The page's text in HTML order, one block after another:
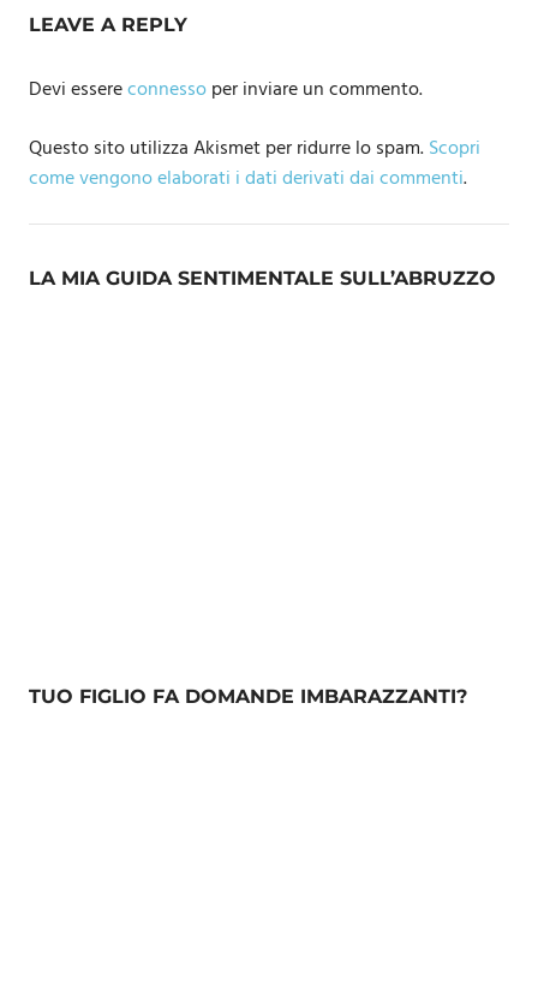
LEAVE A REPLY
Devi essereconnessoper inviare un commento.
Questo sito utilizza Akismet per ridurre lo spam.Scopri
come vengono elaborati i dati derivati dai commenti.
LA MIA GUIDA SENTIMENTALE SULL’ABRUZZO
TUO FIGLIO FA DOMANDE IMBARAZZANTI?